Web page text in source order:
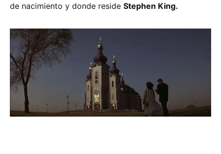
de nacimiento y donde reside Stephen King.